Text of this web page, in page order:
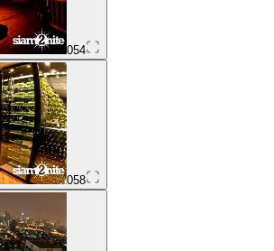
054
058